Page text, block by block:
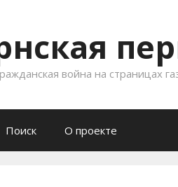
война на страницах
Поиск О проекте